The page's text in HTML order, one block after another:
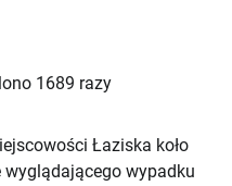
1689 razy
Łaziska koło
wyglądającego wypadku